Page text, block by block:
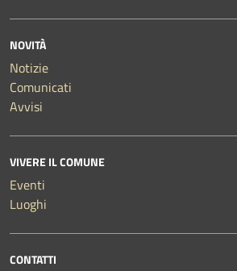
NOVITÀ
Notizie
Comunicati
Avvisi
VIVERE IL COMUNE
Eventi
Luoghi
CONTATTI